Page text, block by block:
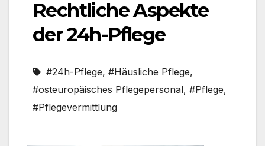
Rechtliche Aspekte
der 24h-Pflege
#24h-Pflege, #Häusliche Pflege,
#osteuropäisches Pflegepersonal, #Pflege,
#Pflegevermittlung